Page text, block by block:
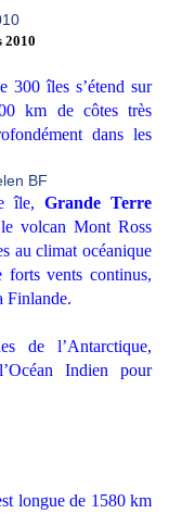
2010
300 îles s’étend sur
km de côtes très
dans les
île, Grande Terre
volcan Mont Ross
au climat océanique
vents continus,
Finlande.
de l’Antarctique,
Indien pour
longue de 1580 km